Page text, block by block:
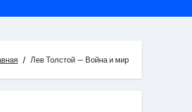
мест отдыха
Лев Толстой — Война и мир